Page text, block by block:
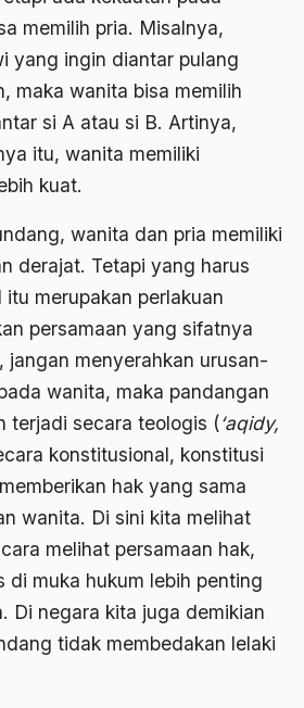
memilih pria. Misalnya,
yang ingin diantar pulang
maka wanita bisa memilih
si A atau si B. Artinya,
itu, wanita memiliki
kuat.
wanita dan pria memiliki
derajat. Tetapi yang harus
merupakan perlakuan
persamaan yang sifatnya
jangan menyerahkan urusan-
wanita, maka pandangan
terjadi secara teologis (‘aqidy,
konstitusional, konstitusi
hak yang sama
wanita. Di sini kita melihat
melihat persamaan hak,
di muka hukum lebih penting
Di negara kita juga demikian
tidak membedakan lelaki